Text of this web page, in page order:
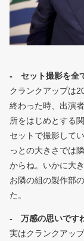
- セット撮影を全
クランクアップは
終わった時、出演
所をはじめとする
セットで撮影して
っとの大きさでは
からね。いかに大
お隣の組の製作部
た。
- 万感の思いです
実はクランクアッ